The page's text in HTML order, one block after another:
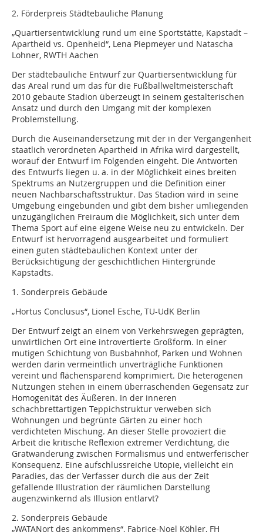
2. Förderpreis Städtebauliche Planung
„Quartiersentwicklung rund um eine Sportstätte, Kapstadt –
Apartheid vs. Openheid“, Lena Piepmeyer und Natascha
Lohner, RWTH Aachen
Der städtebauliche Entwurf zur Quartiersentwicklung für
das Areal rund um das für die Fußballweltmeisterschaft
2010 gebaute Stadion überzeugt in seinem gestalterischen
Ansatz und durch den Umgang mit der komplexen
Problemstellung.
Durch die Auseinandersetzung mit der in der Vergangenheit
staatlich verordneten Apartheid in Afrika wird dargestellt,
worauf der Entwurf im Folgenden eingeht. Die Antworten
des Entwurfs liegen u. a. in der Möglichkeit eines breiten
Spektrums an Nutzergruppen und die Definition einer
neuen Nachbarschaftsstruktur. Das Stadion wird in seine
Umgebung eingebunden und gibt dem bisher umliegenden
unzugänglichen Freiraum die Möglichkeit, sich unter dem
Thema Sport auf eine eigene Weise neu zu entwickeln. Der
Entwurf ist hervorragend ausgearbeitet und formuliert
einen guten städtebaulichen Kontext unter der
Berücksichtigung der geschichtlichen Hintergründe
Kapstadts.
1. Sonderpreis Gebäude
„Hortus Conclusus“, Lionel Esche, TU-UdK Berlin
Der Entwurf zeigt an einem von Verkehrswegen geprägten,
unwirtlichen Ort eine introvertierte Großform. In einer
mutigen Schichtung von Busbahnhof, Parken und Wohnen
werden darin vermeintlich unverträgliche Funktionen
vereint und flächensparend komprimiert. Die heterogenen
Nutzungen stehen in einem überraschenden Gegensatz zur
Homogenität des Äußeren. In der inneren
schachbrettartigen Teppichstruktur verweben sich
Wohnungen und begrünte Gärten zu einer hoch
verdichteten Mischung. An dieser Stelle provoziert die
Arbeit die kritische Reflexion extremer Verdichtung, die
Gratwanderung zwischen Formalismus und entwerferischer
Konsequenz. Eine aufschlussreiche Utopie, vielleicht ein
Paradies, das der Verfasser durch die aus der Zeit
gefallende Illustration der räumlichen Darstellung
augenzwinkernd als Illusion entlarvt?
2. Sonderpreis Gebäude
„WATANort des ankommens“, Fabrice-Noel Köhler, FH